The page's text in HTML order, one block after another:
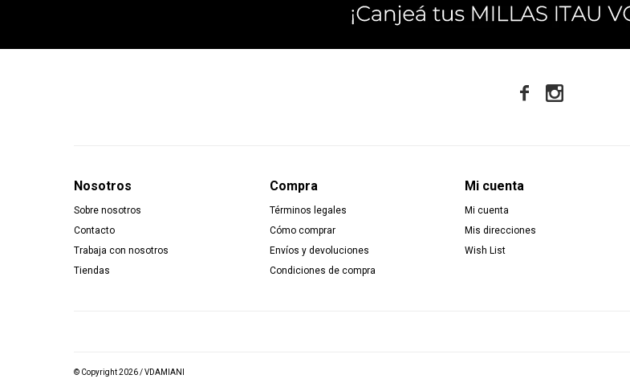
Nosotros
Sobre nosotros
Contacto
Trabaja con nosotros
Tiendas
Compra
Términos legales
Cómo comprar
Envíos y devoluciones
Condiciones de compra
Mi cuenta
Mi cuenta
Mis direcciones
Wish List
 
© Copyright 2026 / VDAMIANI